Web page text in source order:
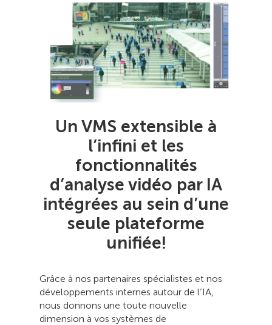
Un VMS extensible à
l’infini et les
fonctionnalités
d’analyse vidéo par IA
intégrées au sein d’une
seule plateforme
unifiée!
Grâce à nos partenaires spécialistes et nos
développements internes autour de l’IA,
nous donnons une toute nouvelle
dimension à vos systèmes de